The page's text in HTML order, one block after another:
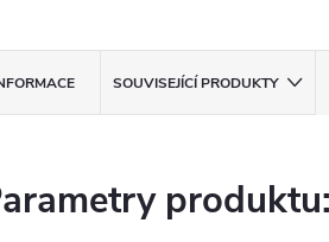
SOUVISEJÍCÍ PRODUKTY
produktu: